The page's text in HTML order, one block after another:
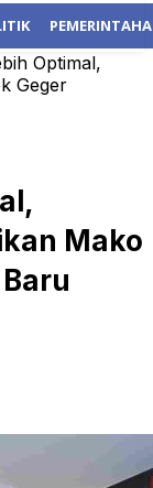
Optimal,
Geger
Mako